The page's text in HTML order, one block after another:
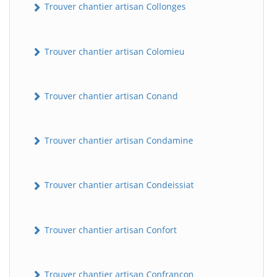
Trouver chantier artisan Collonges
Trouver chantier artisan Colomieu
Trouver chantier artisan Conand
Trouver chantier artisan Condamine
Trouver chantier artisan Condeissiat
Trouver chantier artisan Confort
Trouver chantier artisan Confrançon
BatiWebPro